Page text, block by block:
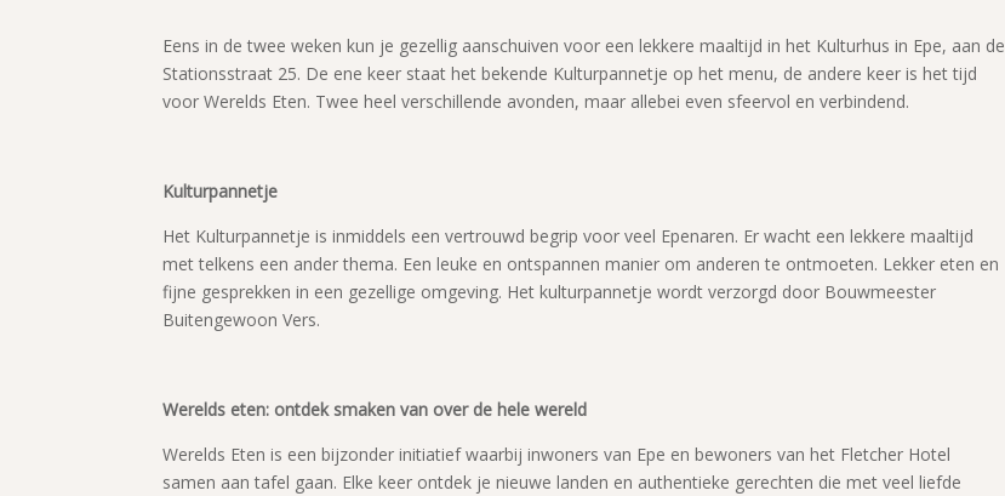
Eens in de twee weken kun je gezellig aanschuiven voor een lekkere maaltijd in het Kulturhus in Epe, aan de
Stationsstraat 25. De ene keer staat het bekende Kulturpannetje op het menu, de andere keer is het tijd
voor Werelds Eten. Twee heel verschillende avonden, maar allebei even sfeervol en verbindend.
Kulturpannetje
Het Kulturpannetje is inmiddels een vertrouwd begrip voor veel Epenaren. Er wacht een lekkere maaltijd
met telkens een ander thema. Een leuke en ontspannen manier om anderen te ontmoeten. Lekker eten en
fijne gesprekken in een gezellige omgeving. Het kulturpannetje wordt verzorgd door Bouwmeester
Buitengewoon Vers.
Werelds eten: ontdek smaken van over de hele wereld
Werelds Eten is een bijzonder initiatief waarbij inwoners van Epe en bewoners van het Fletcher Hotel
samen aan tafel gaan. Elke keer ontdek je nieuwe landen en authentieke gerechten die met veel liefde